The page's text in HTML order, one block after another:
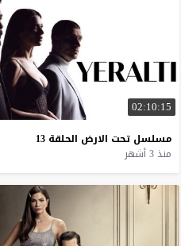
02:10:15
مسلسل تحت الارض الحلقة 13
منذ 3 أشهر